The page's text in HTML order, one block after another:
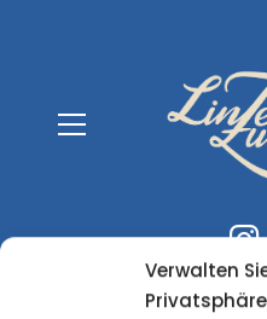
Verwalten
Privatsphäre